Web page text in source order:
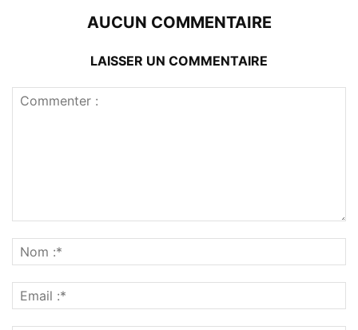
AUCUN COMMENTAIRE
LAISSER UN COMMENTAIRE